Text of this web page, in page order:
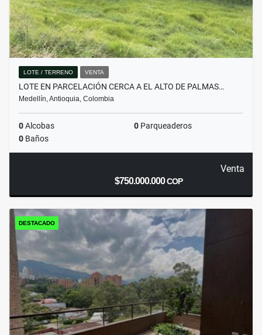
LOTE / TERRENO VENTA
LOTE EN PARCELACIÓN CERCA A EL ALTO DE PALMAS…
Medellín, Antioquia, Colombia
0Alcobas 0 Parqueaderos
0 Baños
Venta
$750.000.000COP
DESTACADO